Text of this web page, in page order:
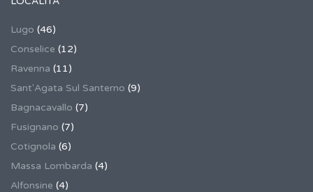
Lugo (46)
Conselice (12)
Ravenna (11)
Sant'Agata Sul Santerno (9)
Bagnacavallo (7)
Fusignano (7)
Cotignola (6)
Massa Lombarda (4)
Alfonsine (4)